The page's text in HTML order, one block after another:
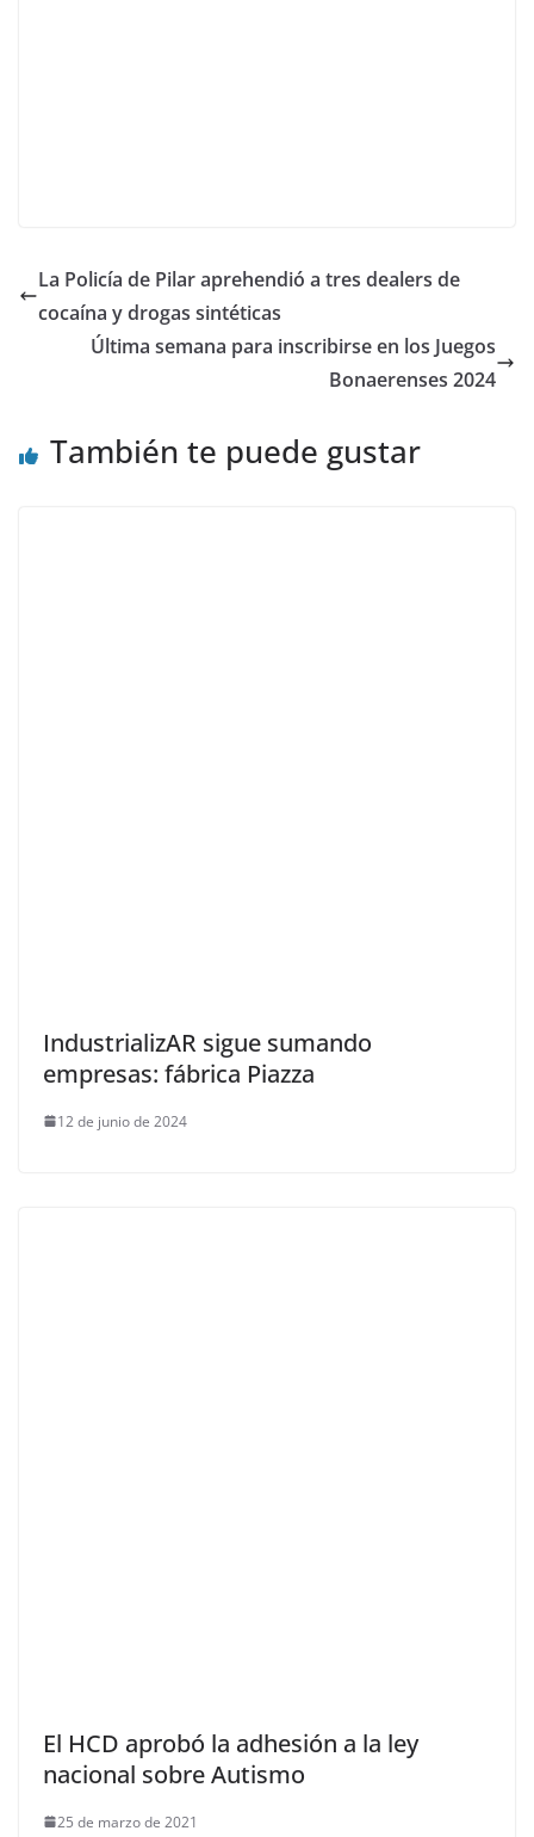
La Policía de Pilar aprehendió a tres dealers de
cocaína y drogas sintéticas
Última semana para inscribirse en los Juegos
Bonaerenses 2024
También te puede gustar
IndustrializAR sigue sumando
empresas: fábrica Piazza
12 de junio de 2024
El HCD aprobó la adhesión a la ley
nacional sobre Autismo
25 de marzo de 2021